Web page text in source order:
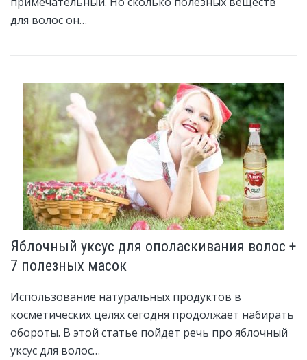
для волос он…
Яблочный уксус для ополаскивания волос +
7 полезных масок
Использование натуральных продуктов в
косметических целях сегодня продолжает набирать
обороты. В этой статье пойдет речь про яблочный
уксус для волос…